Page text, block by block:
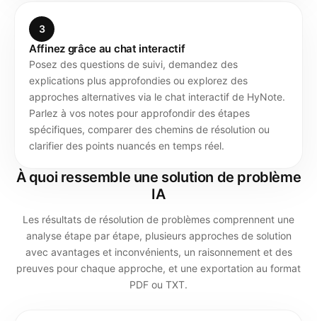
3
Affinez grâce au chat interactif
Posez des questions de suivi, demandez des
explications plus approfondies ou explorez des
approches alternatives via le chat interactif de HyNote.
Parlez à vos notes pour approfondir des étapes
spécifiques, comparer des chemins de résolution ou
clarifier des points nuancés en temps réel.
À quoi ressemble une solution de problème
IA
Les résultats de résolution de problèmes comprennent une
analyse étape par étape, plusieurs approches de solution
avec avantages et inconvénients, un raisonnement et des
preuves pour chaque approche, et une exportation au format
PDF ou TXT.